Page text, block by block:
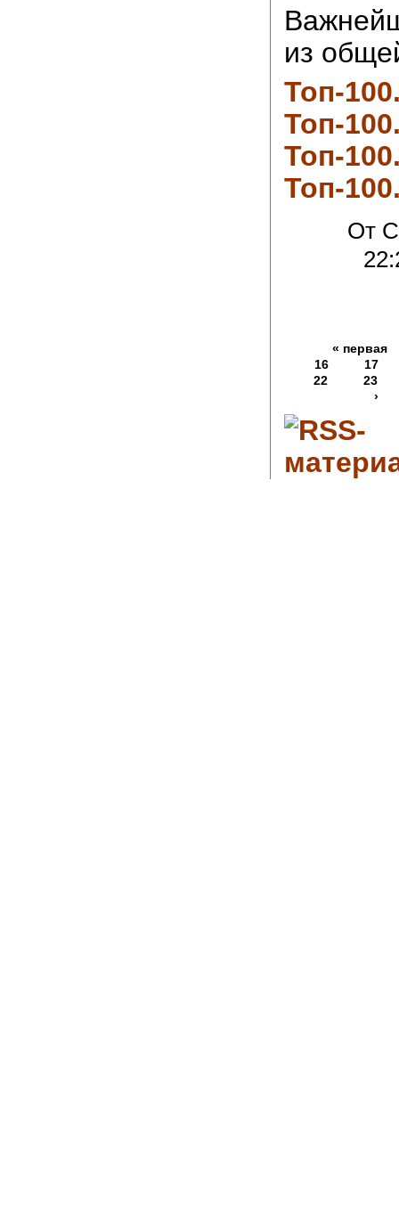
из
Топ-
Топ-
Топ-
Топ-
От
« первая
16
17
22
23
›